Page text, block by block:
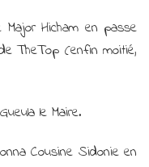
Hicham en passe
TheTop (enfin moitié,
le Maire.
Cousine Sidonie en